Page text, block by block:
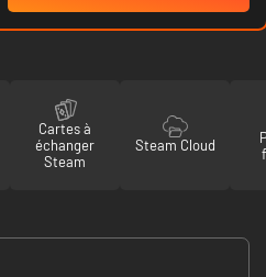
Cartes à
échanger
Steam
Steam Cloud